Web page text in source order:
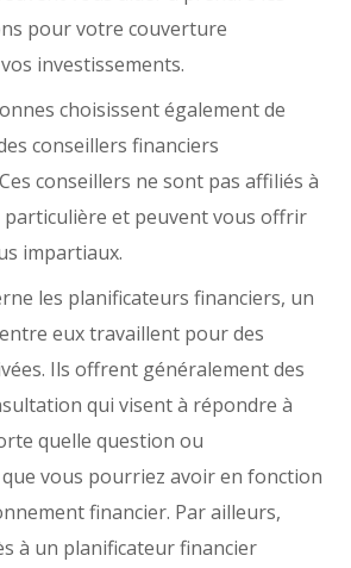
pour votre couverture
investissements.
choisissent également de
conseillers financiers
conseillers ne sont pas affiliés à
et peuvent vous offrir
impartiaux.
les planificateurs financiers, un
eux travaillent pour des
Ils offrent généralement des
qui visent à répondre à
quelle question ou
vous pourriez avoir en fonction
financier. Par ailleurs,
à un planificateur financier